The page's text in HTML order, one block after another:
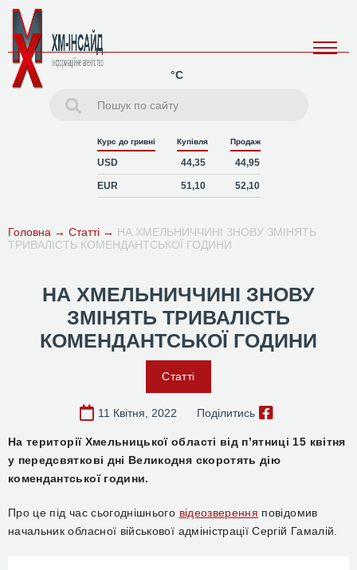
°C
Курс до гривні Купівля Продаж
USD 44,35 44,95
EUR 51,10 52,10
Головна → Статті → НА ХМЕЛЬНИЧЧИНІ ЗНОВУ ЗМІНЯТЬ
ТРИВАЛІСТЬ КОМЕНДАНТСЬКОЇ ГОДИНИ
НА ХМЕЛЬНИЧЧИНІ ЗНОВУ
ЗМІНЯТЬ ТРИВАЛІСТЬ
КОМЕНДАНТСЬКОЇ ГОДИНИ
Статті
11 Квітня, 2022 Поділитись
На території Хмельницької області від п’ятниці 15 квітня
у передсвяткові дні Великодня скоротять дію
комендантської години.
Про це під час сьогоднішнього відеозверення повідомив
начальник обласної військової адміністрації Сергій Гамалій.